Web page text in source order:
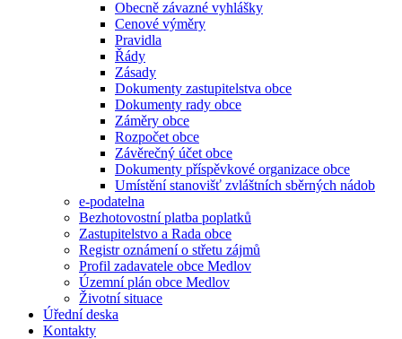
Obecně závazné vyhlášky
Cenové výměry
Pravidla
Řády
Zásady
Dokumenty zastupitelstva obce
Dokumenty rady obce
Záměry obce
Rozpočet obce
Závěrečný účet obce
Dokumenty příspěvkové organizace obce
Umístění stanovišť zvláštních sběrných nádob
e-podatelna
Bezhotovostní platba poplatků
Zastupitelstvo a Rada obce
Registr oznámení o střetu zájmů
Profil zadavatele obce Medlov
Územní plán obce Medlov
Životní situace
Úřední deska
Kontakty